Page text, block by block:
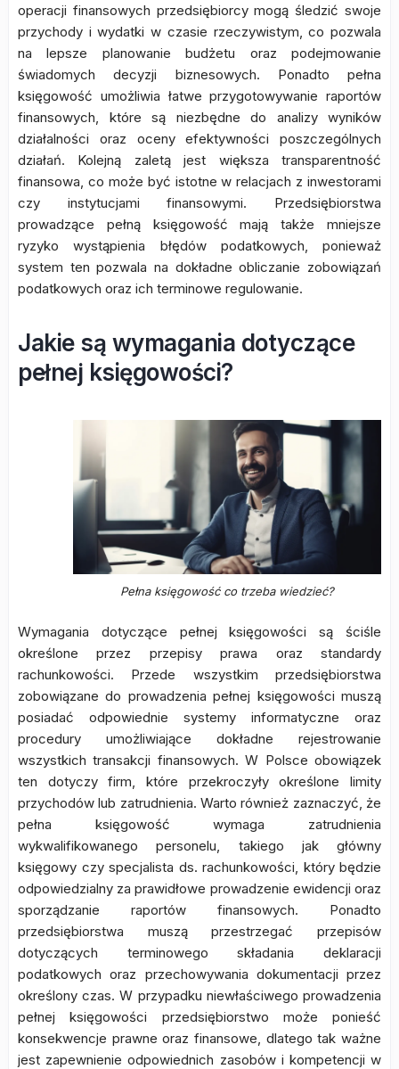
operacji finansowych przedsiębiorcy mogą śledzić swoje
przychody i wydatki w czasie rzeczywistym, co pozwala
na lepsze planowanie budżetu oraz podejmowanie
świadomych decyzji biznesowych. Ponadto pełna
księgowość umożliwia łatwe przygotowywanie raportów
finansowych, które są niezbędne do analizy wyników
działalności oraz oceny efektywności poszczególnych
działań. Kolejną zaletą jest większa transparentność
finansowa, co może być istotne w relacjach z inwestorami
czy instytucjami finansowymi. Przedsiębiorstwa
prowadzące pełną księgowość mają także mniejsze
ryzyko wystąpienia błędów podatkowych, ponieważ
system ten pozwala na dokładne obliczanie zobowiązań
podatkowych oraz ich terminowe regulowanie.
Jakie są wymagania dotyczące
pełnej księgowości?
Pełna księgowość co trzeba wiedzieć?
Wymagania dotyczące pełnej księgowości są ściśle
określone przez przepisy prawa oraz standardy
rachunkowości. Przede wszystkim przedsiębiorstwa
zobowiązane do prowadzenia pełnej księgowości muszą
posiadać odpowiednie systemy informatyczne oraz
procedury umożliwiające dokładne rejestrowanie
wszystkich transakcji finansowych. W Polsce obowiązek
ten dotyczy firm, które przekroczyły określone limity
przychodów lub zatrudnienia. Warto również zaznaczyć, że
pełna księgowość wymaga zatrudnienia
wykwalifikowanego personelu, takiego jak główny
księgowy czy specjalista ds. rachunkowości, który będzie
odpowiedzialny za prawidłowe prowadzenie ewidencji oraz
sporządzanie raportów finansowych. Ponadto
przedsiębiorstwa muszą przestrzegać przepisów
dotyczących terminowego składania deklaracji
podatkowych oraz przechowywania dokumentacji przez
określony czas. W przypadku niewłaściwego prowadzenia
pełnej księgowości przedsiębiorstwo może ponieść
konsekwencje prawne oraz finansowe, dlatego tak ważne
jest zapewnienie odpowiednich zasobów i kompetencji w